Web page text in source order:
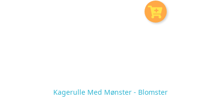
Kagerulle Med Mønster - Blomster